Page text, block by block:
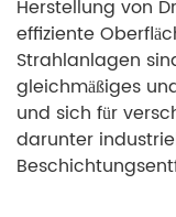
Herstellung von
effiziente
Strahlanlagen
gleichmäßiges
und sich für
darunter